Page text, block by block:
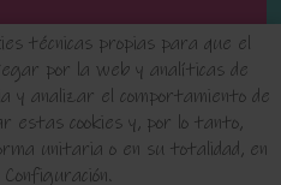
técnicas propias para que el
por la web y analíticas de
y analizar el comportamiento de
estas cookies y, por lo tanto,
unitaria o en su totalidad, en
13:00
SOMOS FAQ'S